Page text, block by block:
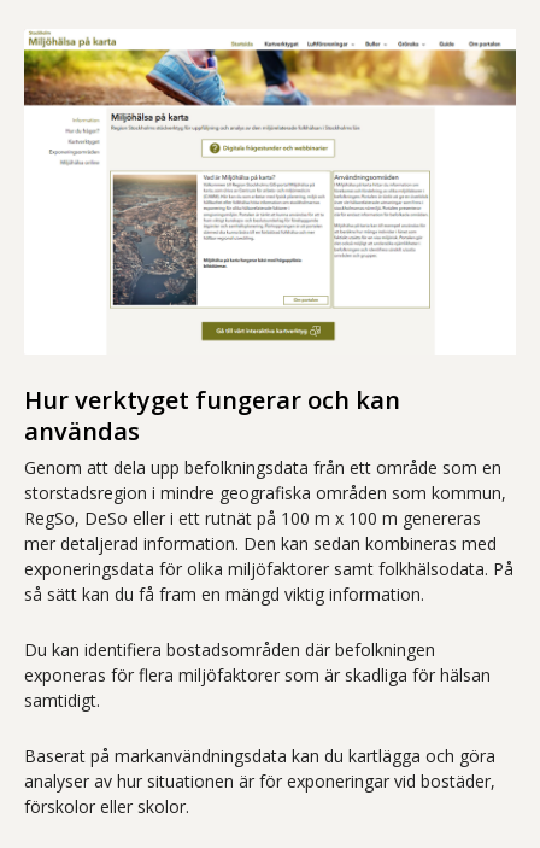
Hur verktyget fungerar och kan
användas
Genom att dela upp befolkningsdata från ett område som en
storstadsregion i mindre geografiska områden som kommun,
RegSo, DeSo eller i ett rutnät på 100 m x 100 m genereras
mer detaljerad information. Den kan sedan kombineras med
exponeringsdata för olika miljöfaktorer samt folkhälsodata. På
så sätt kan du få fram en mängd viktig information.
Du kan identifiera bostadsområden där befolkningen
exponeras för flera miljöfaktorer som är skadliga för hälsan
samtidigt.
Baserat på markanvändningsdata kan du kartlägga och göra
analyser av hur situationen är för exponeringar vid bostäder,
förskolor eller skolor.